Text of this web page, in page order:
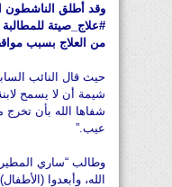
وقد أطلق الناشطون
#علاج_صيتة
من العلاج بسبب
حيث قال النائب
شيمة أن لا يسمح
شفاها الله بأن تخرج
عيب.”
وطالب “ساري
الله، وأبعدوا